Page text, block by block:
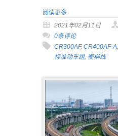
阅读更多
2021年02月11日
0条评论
CR300AF, CR400AF-A
标准动车组, 衡柳线